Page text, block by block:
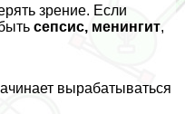
зрение. Если
сепсис, менингит,
выpaбатываться